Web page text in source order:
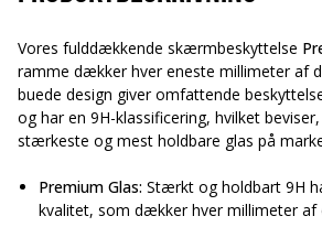
Vores fulddækkende skærmbeskyttelse
ramme dækker hver eneste millimeter af
buede design giver omfattende
og har en 9H-klassificering, hvilket
stærkeste og mest holdbare glas på
Premium Glas:Stærkt og holdbart 9H
kvalitet, som dækker hver millimeter